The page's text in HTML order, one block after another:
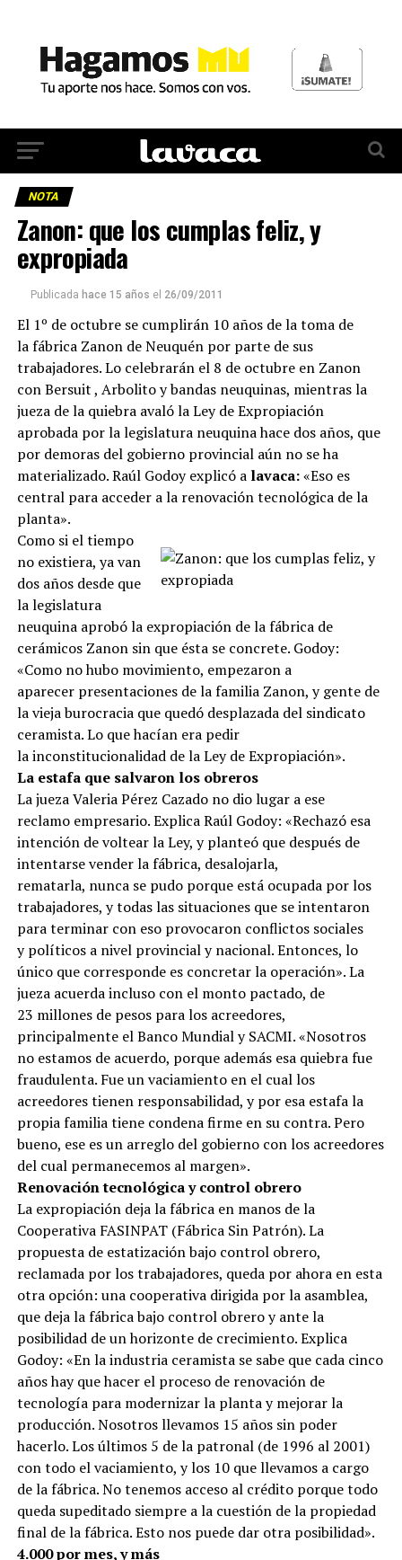
NOTA
Zanon: que los cumplas feliz, y
expropiada
Publicada hace 15 años el 26/09/2011
El 1º de octubre se cumplirán 10 años de la toma de
la fábrica Zanon de Neuquén por parte de sus
trabajadores. Lo celebrarán el 8 de octubre en Zanon
con Bersuit , Arbolito y bandas neuquinas, mientras la
jueza de la quiebra avaló la Ley de Expropiación
aprobada por la legislatura neuquina hace dos años, que
por demoras del gobierno provincial aún no se ha
materializado. Raúl Godoy explicó alavaca:«Eso es
central para acceder a la renovación tecnológica de la
planta».
Como si el tiempo
no existiera, ya van
dos años desde que
la legislatura
neuquina aprobó la expropiación de la fábrica de
cerámicos Zanon sin que ésta se concrete. Godoy:
«Como no hubo movimiento, empezaron a
aparecer presentaciones de la familia Zanon, y gente de
la vieja burocracia que quedó desplazada del sindicato
ceramista. Lo que hacían era pedir
la inconstitucionalidad de la Ley de Expropiación».
La estafa que salvaron los obreros
La jueza Valeria Pérez Cazado no dio lugar a ese
reclamo empresario. Explica Raúl Godoy: «Rechazó esa
intención de voltear la Ley, y planteó que después de
intentarse vender la fábrica, desalojarla,
rematarla, nunca se pudo porque está ocupada por los
trabajadores, y todas las situaciones que se intentaron
para terminar con eso provocaron conflictos sociales
y políticos a nivel provincial y nacional. Entonces, lo
único que corresponde es concretar la operación». La
jueza acuerda incluso con el monto pactado, de
23 millones de pesos para los acreedores,
principalmente el Banco Mundial y SACMI. «Nosotros
no estamos de acuerdo, porque además esa quiebra fue
fraudulenta. Fue un vaciamiento en el cual los
acreedores tienen responsabilidad, y por esa estafa la
propia familia tiene condena firme en su contra. Pero
bueno, ese es un arreglo del gobierno con los acreedores
del cual permanecemos al margen».
Renovación tecnológica y control obrero
La expropiación deja la fábrica en manos de la
Cooperativa FASINPAT (Fábrica Sin Patrón). La
propuesta de estatización bajo control obrero,
reclamada por los trabajadores, queda por ahora en esta
otra opción: una cooperativa dirigida por la asamblea,
que deja la fábrica bajo control obrero y ante la
posibilidad de un horizonte de crecimiento. Explica
Godoy: «En la industria ceramista se sabe que cada cinco
años hay que hacer el proceso de renovación de
tecnología para modernizar la planta y mejorar la
producción. Nosotros llevamos 15 años sin poder
hacerlo. Los últimos 5 de la patronal (de 1996 al 2001)
con todo el vaciamiento, y los 10 que llevamos a cargo
de la fábrica. No tenemos acceso al crédito porque todo
queda supeditado siempre a la cuestión de la propiedad
final de la fábrica. Esto nos puede dar otra posibilidad».
4.000 por mes, y más